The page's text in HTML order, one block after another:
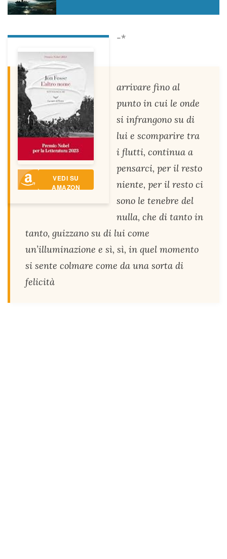
VEDI SU
AMAZON
-*
arrivare fino al
punto in cui le onde
si infrangono su di
lui e scomparire tra
i flutti, continua a
pensarci, per il resto
niente, per il resto ci
sono le tenebre del
nulla, che di tanto in
tanto, guizzano su di lui come
un’illuminazione e sì, sì, in quel momento
si sente colmare come da una sorta di
felicità